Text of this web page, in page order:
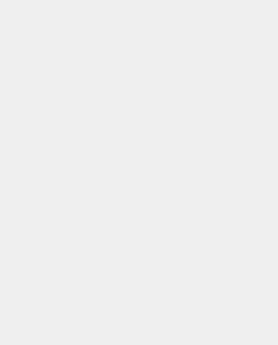
S kolesom od Dunaja do Rima
Postavite si izziv ali ga nastavite svojim
da ste v nekaj urah z Dunja do Rima in